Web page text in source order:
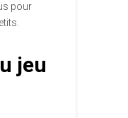
pour
jeu